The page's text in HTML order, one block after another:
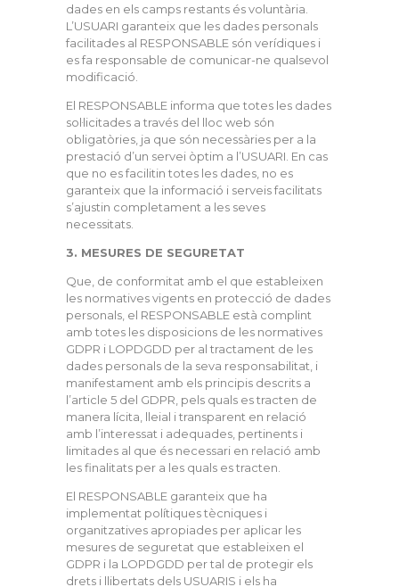
dades en els camps restants és voluntària.
L’USUARI garanteix que les dades personals
facilitades al RESPONSABLE són verídiques i
es fa responsable de comunicar-ne qualsevol
modificació.
El RESPONSABLE informa que totes les dades
sol·licitades a través del lloc web són
obligatòries, ja que són necessàries per a la
prestació d’un servei òptim a l’USUARI. En cas
que no es facilitin totes les dades, no es
garanteix que la informació i serveis facilitats
s’ajustin completament a les seves
necessitats.
3. MESURES DE SEGURETAT
Que, de conformitat amb el que estableixen
les normatives vigents en protecció de dades
personals, el RESPONSABLE està complint
amb totes les disposicions de les normatives
GDPR i LOPDGDD per al tractament de les
dades personals de la seva responsabilitat, i
manifestament amb els principis descrits a
l’article 5 del GDPR, pels quals es tracten de
manera lícita, lleial i transparent en relació
amb l’interessat i adequades, pertinents i
limitades al que és necessari en relació amb
les finalitats per a les quals es tracten.
El RESPONSABLE garanteix que ha
implementat polítiques tècniques i
organitzatives apropiades per aplicar les
mesures de seguretat que estableixen el
GDPR i la LOPDGDD per tal de protegir els
drets i llibertats dels USUARIS i els ha